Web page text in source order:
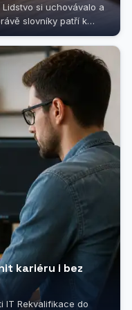
si uchovávalo a
slovníky patří k
kariéru i bez
IT Rekvalifikace do